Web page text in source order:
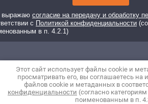
согласие на передачу и обработку
с Политикой конфиденциальности
в п. 4.2.1)
Этот сайт использует файлы cookie и
просматривать его, вы соглашаетесь на
файлов cookie и метаданных в
конфиденциальности (согласно
поименованным в п.